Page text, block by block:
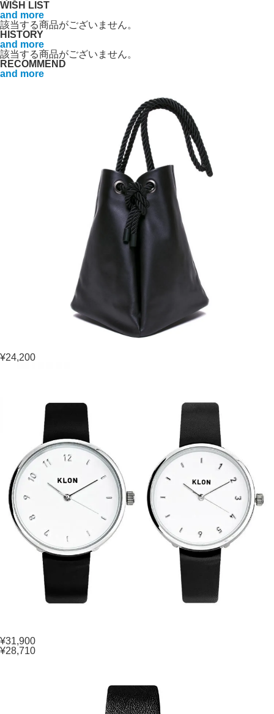
WISH LIST
and more
該当する商品がございません。
HISTORY
and more
該当する商品がございません。
RECOMMEND
and more
¥24,200
¥31,900
¥28,710